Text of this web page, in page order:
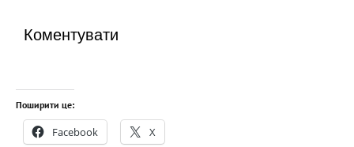
Коментувати
Поширити це:
Facebook X